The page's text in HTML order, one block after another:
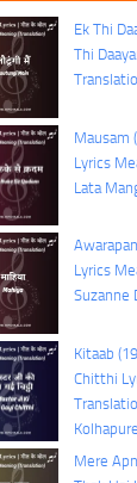
Ek Thi
Thi
Mausam
Lyrics
Lata
Lyrics
Suzanne
Kitaab
Chitthi
Mere